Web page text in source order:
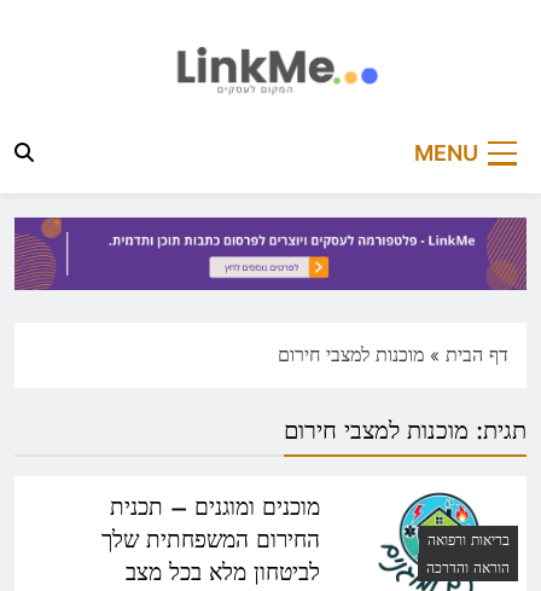
MENU
דף הבית » מוכנות למצבי חירום
תגית: מוכנות למצבי חירום
בריאות ורפואה
הוראה והדרכה
מוכנים ומוגנים – תכנית
החירום המשפחתית שלך
לביטחון מלא בכל מצב